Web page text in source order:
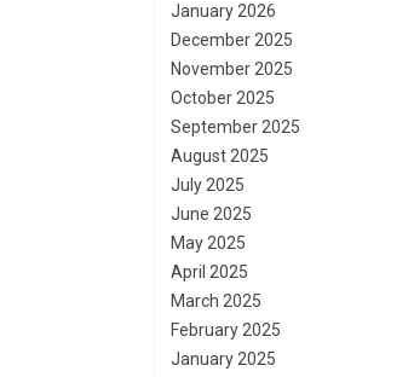
January 2026
December 2025
November 2025
October 2025
September 2025
August 2025
July 2025
June 2025
May 2025
April 2025
March 2025
February 2025
January 2025